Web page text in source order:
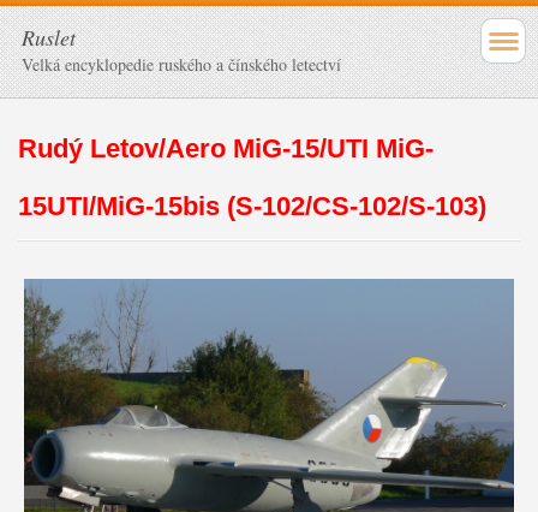
Ruslet
Velká encyklopedie ruského a čínského letectví
Rudý Letov/Aero MiG-15/UTI MiG-
15UTI/MiG-15bis (S-102/CS-102/S-103)